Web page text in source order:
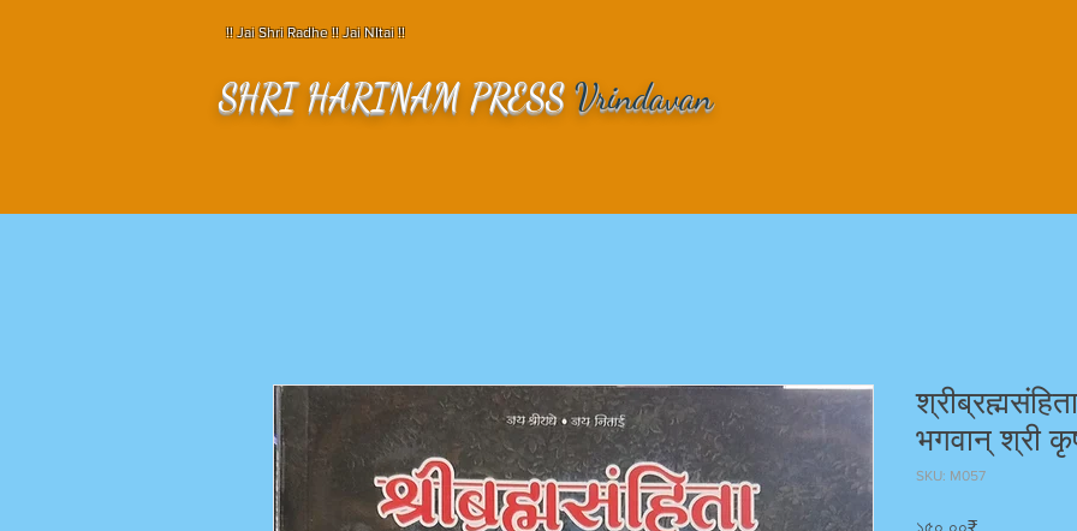
!! Jai Shri Radhe !! Jai NItai !!
SHRI HARINAM PRESS Vrindavan
भगवान् श्री
SKU: M057
১৫০.০০₹Price